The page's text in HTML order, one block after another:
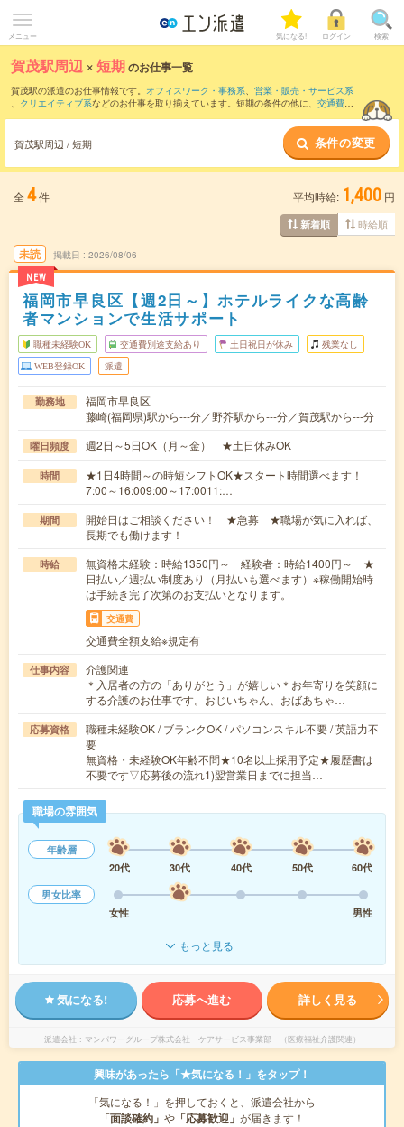
メニュー 気になる! ログイン 検索
賀茂駅周辺 ×短期のお仕事一覧
賀茂駅の派遣のお仕事情報です。 オフィスワーク・事務系、 営業・販売・サービス系
、 クリエイティブ系などのお仕事を取り揃えています。短期の条件の他に、 交通費別
賀茂駅周辺 / 短期 条件の変更
全 4件 平均時給: 1,400 円
新着順 時給順
未読
NEW
掲載日 2026/08/06
福岡市早良区【週2日～】ホテルライクな高齢
者マンションで生活サポート
職種未経験OK 交通費別途支給あり 土日祝日が休み 残業なし
WEB登録OK 派遣
勤務地
福岡市早良区
藤崎(福岡県)駅から---分／野芥駅から---分／賀茂駅から---分
曜日頻度 週2日～5日OK（月～金） ★土日休みOK
時間
★1日4時間～の時短シフトOK★スタート時間選べます！
7:00～16:009:00～17:0011:…
期間
開始日はご相談ください！ ★急募 ★職場が気に入れば、
長期でも働けます！
時給
無資格未経験：時給1350円～ 経験者：時給1400円～ ★
日払い／週払い制度あり（月払いも選べます）※稼働開始時
は手続き完了次第のお支払いとなります。
交通費
交通費全額支給※規定有
仕事内容
介護関連
＊入居者の方の「ありがとう」が嬉しい＊お年寄りを笑顔に
する介護のお仕事です。おじいちゃん、おばあちゃ…
応募資格
職種未経験OK / ブランクOK / パソコンスキル不要 / 英語力不
要
無資格・未経験OK年齢不問★10名以上採用予定★履歴書は
不要です▽応募後の流れ1)翌営業日までに担当…
職場の雰囲気
年齢層
20代
30代 40代 50代
60代
男女比率
女性
男性
もっと見る
気になる! 応募へ進む 詳しく見る
派遣会社 マンパワーグループ株式会社 ケアサービス事業部 （医療福祉介護関連）
興味があったら「★気になる！」をタップ！
「気になる！」を押しておくと、派遣会社から
「面談確約」 や 「応募歓迎」 が届きます！